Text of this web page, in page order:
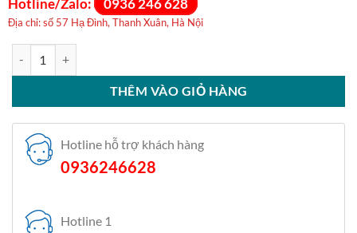
Địa chỉ: số 57 Hạ Đình, Thanh Xuân, Hà Nội
THÊM VÀO GIỎ HÀNG
Hotline hỗ trợ khách hàng
0936246628
Hotline 1